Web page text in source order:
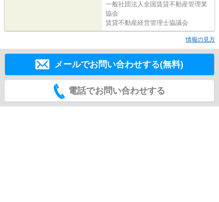
一般社団法人全国賃貸不動産管理業
協会
賃貸不動産経営管理士協議会
情報の見方
メールでお問い合わせする(無料)
電話でお問い合わせする